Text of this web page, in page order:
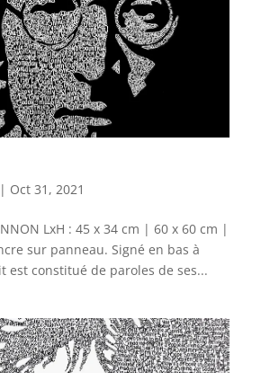
Oct 31, 2021
LxH : 45 x 34 cm | 60 x 60 cm |
sur panneau. Signé en bas à
est constitué de paroles de ses...